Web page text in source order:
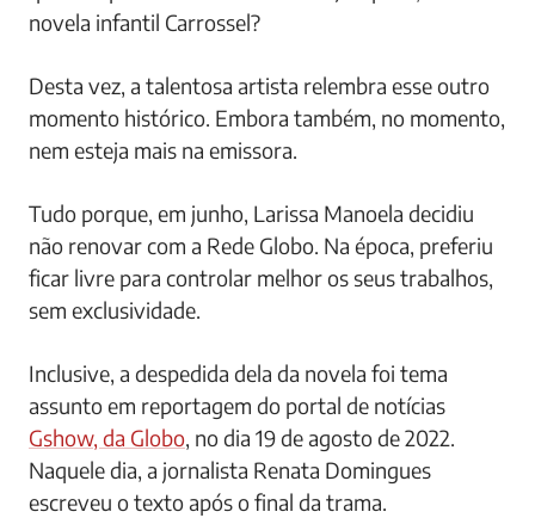
novela infantil Carrossel?
Desta vez, a talentosa artista relembra esse outro
momento histórico. Embora também, no momento,
nem esteja mais na emissora.
Tudo porque, em junho, Larissa Manoela decidiu
não renovar com a Rede Globo. Na época, preferiu
ficar livre para controlar melhor os seus trabalhos,
sem exclusividade.
Inclusive, a despedida dela da novela foi tema
assunto em reportagem do portal de notícias
Gshow, da Globo, no dia 19 de agosto de 2022.
Naquele dia, a jornalista Renata Domingues
escreveu o texto após o final da trama.